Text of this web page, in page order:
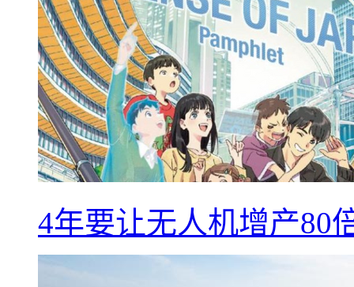
4年要让无人机增产80